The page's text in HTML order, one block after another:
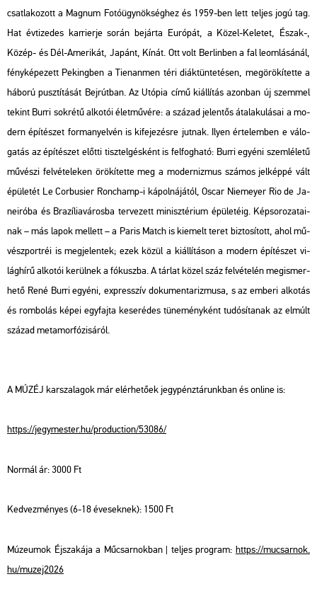
csat­la­ko­zott a Mag­num Fo­tó­ügy­nök­ség­hez és 1959-ben lett tel­jes jogú tag.
Hat év­ti­ze­des kar­ri­er­je során be­jár­ta Eu­ró­pát, a Közel-Ke­le­tet, Észak-,
Közép- és Dél-Ame­ri­kát, Ja­pánt, Kínát. Ott volt Ber­lin­ben a fal le­om­lá­sá­nál,
fény­ké­pe­zett Pe­king­ben a Ti­en­an­men téri di­ák­tün­te­té­sen, meg­örö­kí­tet­te a
há­bo­rú pusz­tí­tá­sát Bej­rút­ban. AzUtó­pia című ki­ál­lí­tás azon­ban új szem­mel
te­kint Burri sok­ré­tű al­ko­tói élet­mű­vé­re: a szá­zad je­len­tős át­ala­ku­lá­sai a mo­
dern épí­té­szet for­ma­nyel­vén is ki­fe­je­zés­re jut­nak. Ilyen ér­te­lem­ben e vá­lo­
ga­tás az épí­té­szet előt­ti tisz­tel­gés­ként is fel­fog­ha­tó: Burri egyé­ni szem­lé­le­tű
mű­vé­szi fel­vé­te­le­ken örö­kí­tet­te meg a mo­der­niz­mus szá­mos jel­kép­pé vált
épü­le­tét Le Cor­bu­si­er Ronc­hamp-i ká­pol­ná­já­tól, Oscar Ni­e­meyer Rio de Ja­
nei­ró­ba és Bra­zí­lia­vá­ros­ba ter­ve­zett mi­nisz­té­ri­um épü­le­té­ig. Kép­so­ro­za­ta­i­
nak – más lapok mel­lett – a Paris Matchis ki­emelt teret biz­to­sí­tott, ahol mű­
vész­port­réi is meg­je­len­tek; ezek közül a ki­ál­lí­tá­son a mo­dern épí­té­szet vi­
lág­hí­rű al­ko­tói ke­rül­nek a fó­kusz­ba. A tár­lat közel száz fel­vé­te­lén meg­is­mer­
he­tő René Burri egyé­ni, exp­resszív do­ku­men­ta­riz­mu­sa, s az em­be­ri al­ko­tás
és rom­bo­lás képei egy­faj­ta ke­ser­édes tü­ne­mény­ként tu­dó­sí­ta­nak az el­múlt
szá­zad me­ta­mor­fó­zi­sá­ról.
A MÚZÉJ kar­sza­la­gok már el­ér­he­tő­ek jegy­pénz­tá­runk­ban és on­line is:
https://​jegy­mes­ter.​hu/​pro­duc­ti­on/​53086/
Nor­mál ár: 3000 Ft
Ked­vez­mé­nyes (6-18 éve­sek­nek): 1500 Ft
Mú­ze­u­mok Éj­sza­ká­ja a Mű­csar­nok­ban | tel­jes prog­ram: https://​mu­csar­nok.​
hu/​mu­zej2026